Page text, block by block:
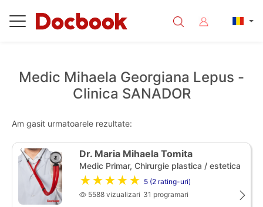
Medic Mihaela Georgiana Lepus -
Clinica SANADOR
Am gasit urmatoarele rezultate:
Dr. Maria Mihaela Tomita
Medic Primar, Chirurgie plastica / estetica
★★★★★ 5 (2 rating-uri)
5588 vizualizari 31 programari